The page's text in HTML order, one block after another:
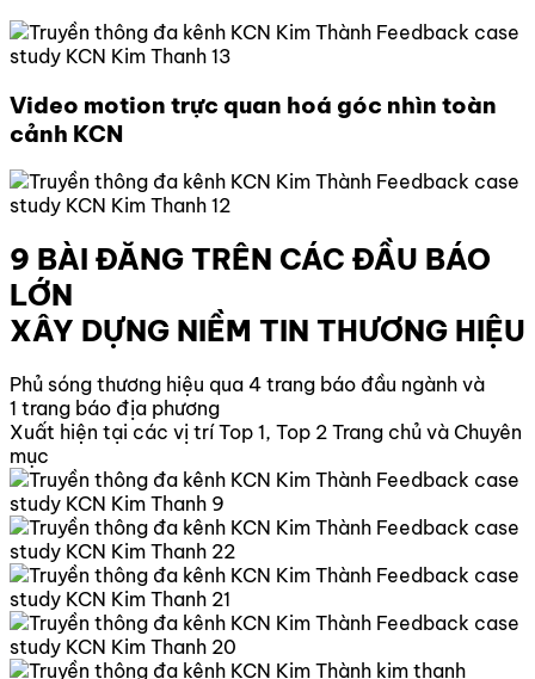
Video motion trực quan hoá góc nhìn toàn
cảnh KCN
9 BÀI ĐĂNG TRÊN CÁC ĐẦU BÁO
LỚN
XÂY DỰNG NIỀM TIN THƯƠNG HIỆU
Phủ sóng thương hiệu qua 4 trang báo đầu ngành và
1 trang báo địa phương
Xuất hiện tại các vị trí Top 1, Top 2 Trang chủ và Chuyên
mục